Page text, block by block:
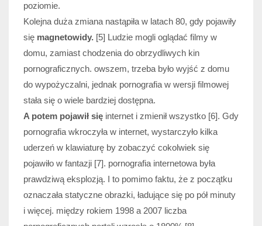
poziomie.
Kolejna duża zmiana nastąpiła w latach 80, gdy pojawiły
się magnetowidy. [5] Ludzie mogli oglądać filmy w
domu, zamiast chodzenia do obrzydliwych kin
pornograficznych. owszem, trzeba było wyjść z domu
do wypożyczalni, jednak pornografia w wersji filmowej
stała się o wiele bardziej dostępna.
A potem pojawił się internet i zmienił wszystko [6]. Gdy
pornografia wkroczyła w internet, wystarczyło kilka
uderzeń w klawiaturę by zobaczyć cokolwiek się
pojawiło w fantazji [7]. pornografia internetowa była
prawdziwą eksplozją. I to pomimo faktu, że z początku
oznaczała statyczne obrazki, ładujące się po pół minuty
i więcej. między rokiem 1998 a 2007 liczba